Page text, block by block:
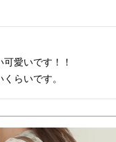
愛いです！！
らいです。